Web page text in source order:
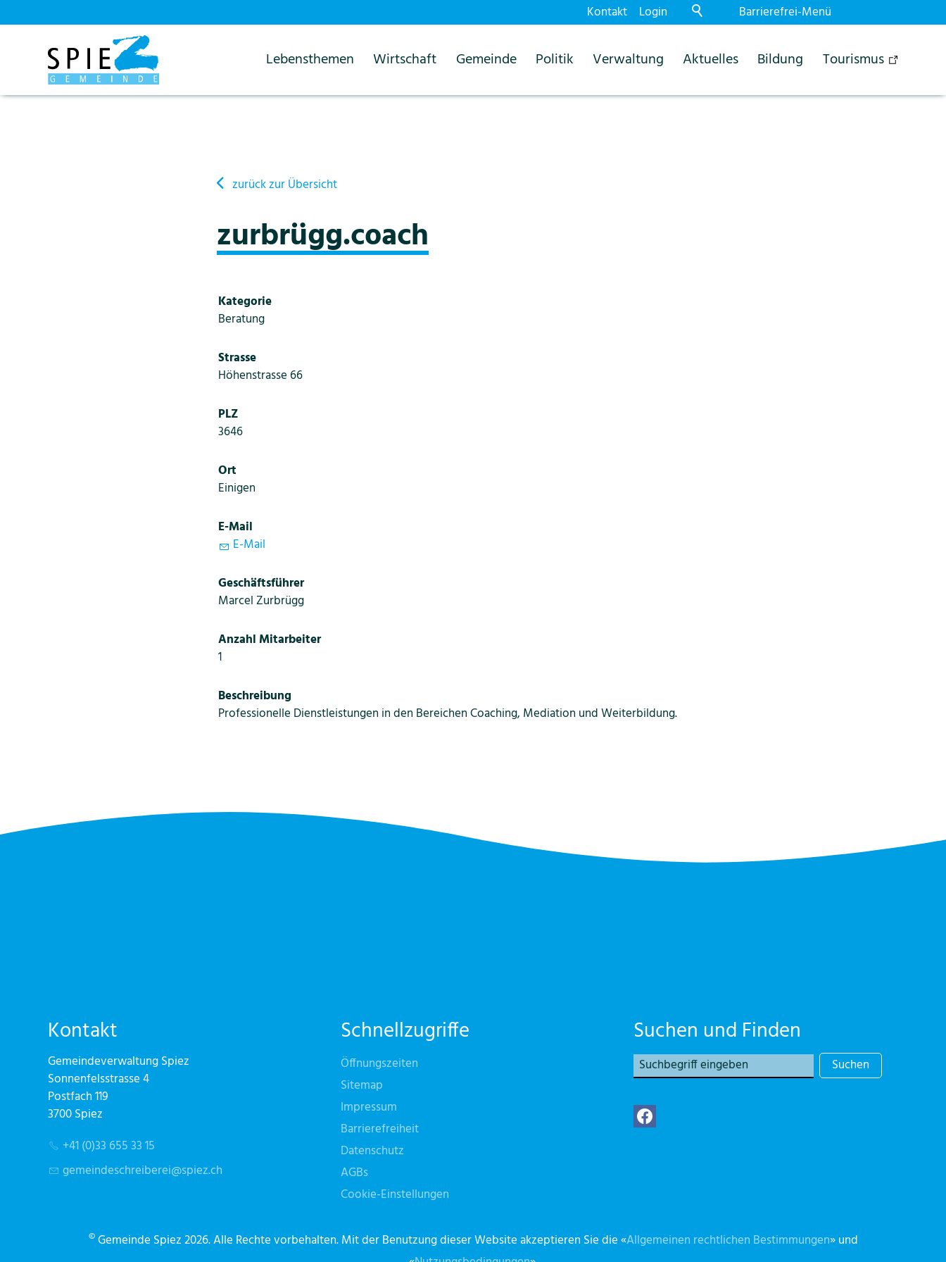
Barrierefrei-Menü
Schrift
Login
Kontakt
Lebensthemen Wirtschaft Gemeinde Politik Verwaltung Aktuelles Bildung Tourismus
Startseite Details
zurück zur Übersicht
zurbrügg.coach
Kategorie
Beratung
Strasse
Höhenstrasse 66
PLZ
3646
Ort
Einigen
E-Mail
E-Mail
Geschäftsführer
Marcel Zurbrügg
Anzahl Mitarbeiter
1
Beschreibung
Professionelle Dienstleistungen in den Bereichen Coaching, Mediation und Weiterbildung.
Kontakt
Gemeindeverwaltung Spiez
Sonnenfelsstrasse 4
Postfach 119
3700 Spiez
+41 (0)33 655 33 15
g m nd schr b r sp zch
Schnellzugriffe
Öffnungszeiten
Sitemap
Impressum
Barrierefreiheit
Datenschutz
AGBs
Cookie-Einstellungen
Suchen und Finden
Suchen
©Gemeinde Spiez 2026. Alle Rechte vorbehalten. Mit der Benutzung dieser Website akzeptieren Sie die «Allgemeinen rechtlichen Bestimmungen» und